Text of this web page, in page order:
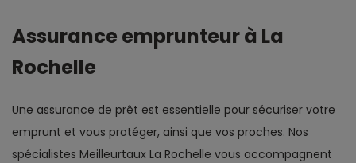
Assurance emprunteur à La
Rochelle
Une assurance de prêt est essentielle pour sécuriser votre
emprunt et vous protéger, ainsi que vos proches. Nos
spécialistes Meilleurtaux La Rochelle vous accompagnent